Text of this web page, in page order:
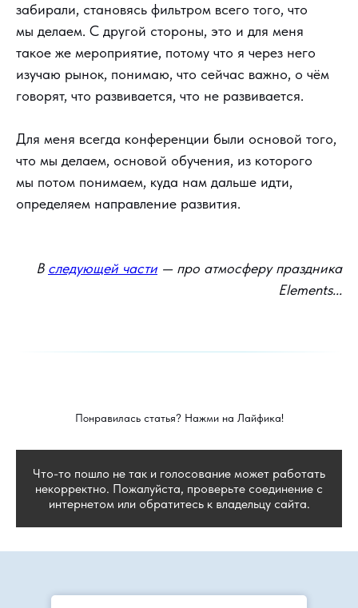
забирали, становясь фильтром всего того, что
мы делаем. С другой стороны, это и для меня
такое же мероприятие, потому что я через него
изучаю рынок, понимаю, что сейчас важно, о чём
говорят, что развивается, что не развивается.
Для меня всегда конференции были основой того,
что мы делаем, основой обучения, из которого
мы потом понимаем, куда нам дальше идти,
определяем направление развития.
В следующей части — про атмосферу праздника
Elements...
Понравилась статья? Нажми на Лайфика!
Что-то пошло не так и голосование может работать
некорректно. Пожалуйста, проверьте соединение с
интернетом или обратитесь к владельцу сайта.